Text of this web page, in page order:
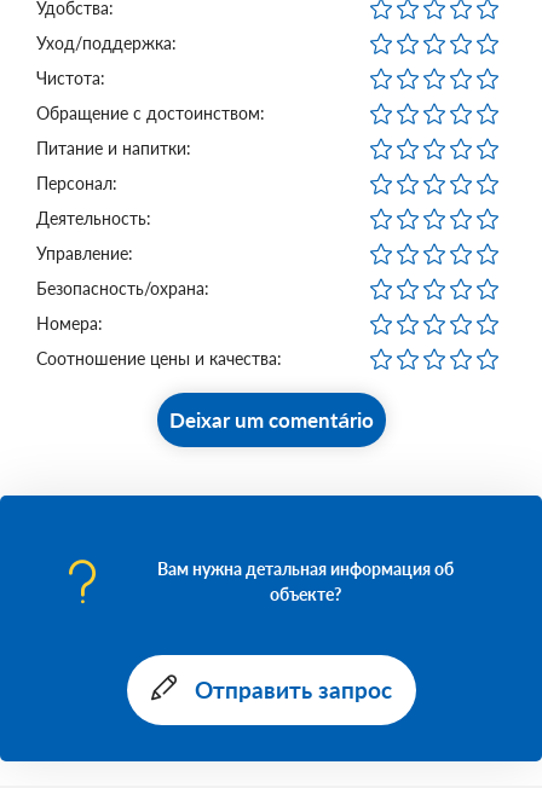
Удобства:
Уход/поддержка:
Чистота:
Обращение с достоинством:
Питание и напитки:
Персонал:
Деятельность:
Управление:
Безопасность/охрана:
Номера:
Соотношение цены и качества:
Deixar um comentário
Вам нужна детальная информация об
объекте?
Отправить запрос